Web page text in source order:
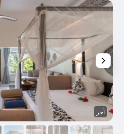
آخر